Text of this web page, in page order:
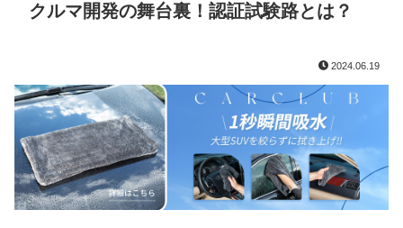
クルマ開発の舞台裏！認証試験路とは？
2024.06.19